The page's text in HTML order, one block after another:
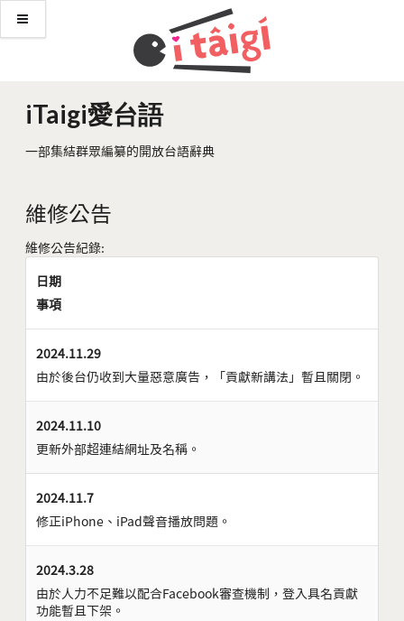
iTaigi愛台語
一部集結群眾編纂的開放台語辭典
維修公告
維修公告紀錄:
日期
事項
2024.11.29
由於後台仍收到大量惡意廣告，「貢獻新講法」暫且關閉。
2024.11.10
更新外部超連結網址及名稱。
2024.11.7
修正iPhone、iPad聲音播放問題。
2024.3.28
由於人力不足難以配合Facebook審查機制，登入具名貢獻
功能暫且下架。